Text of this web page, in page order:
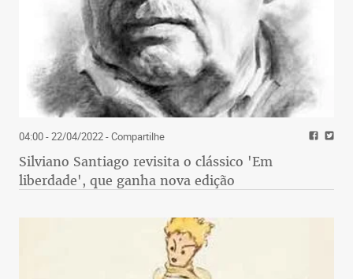
04:00 - 22/04/2022- Compartilhe
Silviano Santiago revisita o clássico 'Em
liberdade', que ganha nova edição